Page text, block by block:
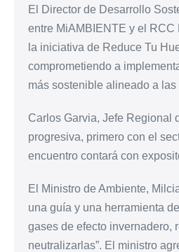
El Director de Desarrollo
entre MiAMBIENTE y el
la iniciativa de Reduce Tu
comprometiendo a
más sostenible alineado a
Carlos Garvia, Jefe Regional
progresiva, primero con el
encuentro contará con
El Ministro de Ambiente,
una guía y una herramienta
gases de efecto invernadero,
neutralizarlas”. El ministro